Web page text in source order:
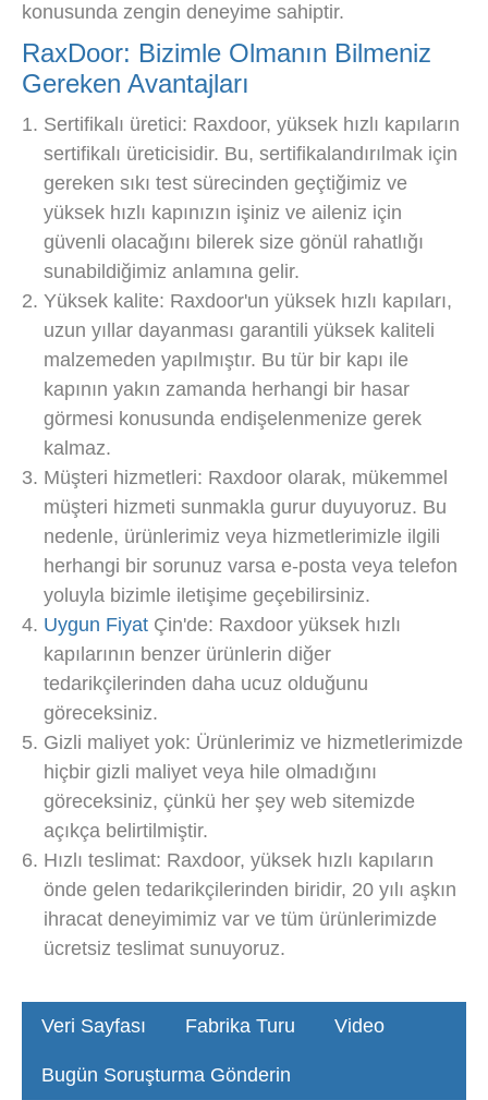
konusunda zengin deneyime sahiptir.
RaxDoor: Bizimle Olmanın Bilmeniz
Gereken Avantajları
Sertifikalı üretici: Raxdoor, yüksek hızlı kapıların
sertifikalı üreticisidir. Bu, sertifikalandırılmak için
gereken sıkı test sürecinden geçtiğimiz ve
yüksek hızlı kapınızın işiniz ve aileniz için
güvenli olacağını bilerek size gönül rahatlığı
sunabildiğimiz anlamına gelir.
Yüksek kalite: Raxdoor'un yüksek hızlı kapıları,
uzun yıllar dayanması garantili yüksek kaliteli
malzemeden yapılmıştır. Bu tür bir kapı ile
kapının yakın zamanda herhangi bir hasar
görmesi konusunda endişelenmenize gerek
kalmaz.
Müşteri hizmetleri: Raxdoor olarak, mükemmel
müşteri hizmeti sunmakla gurur duyuyoruz. Bu
nedenle, ürünlerimiz veya hizmetlerimizle ilgili
herhangi bir sorunuz varsa e-posta veya telefon
yoluyla bizimle iletişime geçebilirsiniz.
Uygun Fiyat Çin'de: Raxdoor yüksek hızlı
kapılarının benzer ürünlerin diğer
tedarikçilerinden daha ucuz olduğunu
göreceksiniz.
Gizli maliyet yok: Ürünlerimiz ve hizmetlerimizde
hiçbir gizli maliyet veya hile olmadığını
göreceksiniz, çünkü her şey web sitemizde
açıkça belirtilmiştir.
Hızlı teslimat: Raxdoor, yüksek hızlı kapıların
önde gelen tedarikçilerinden biridir, 20 yılı aşkın
ihracat deneyimimiz var ve tüm ürünlerimizde
ücretsiz teslimat sunuyoruz.
Veri Sayfası Fabrika Turu Video
Bugün Soruşturma Gönderin